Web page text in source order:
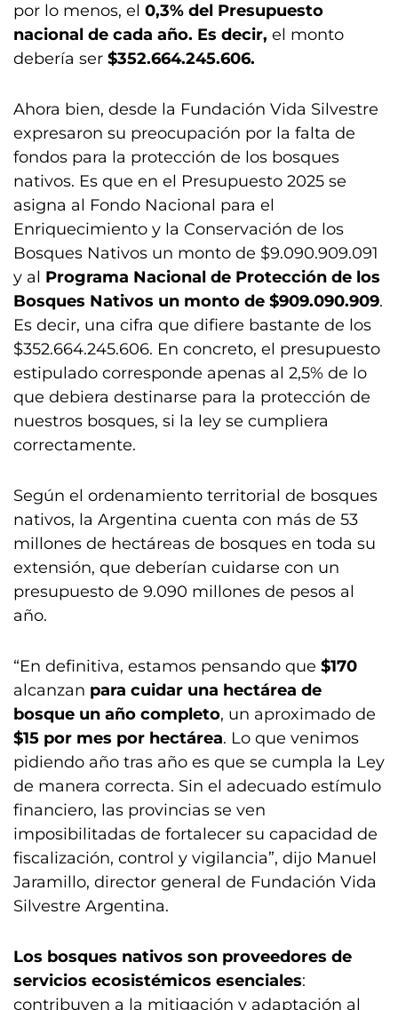
por lo menos, el 0,3% del Presupuesto
nacional de cada año. Es decir, el monto
debería ser $352.664.245.606.
Ahora bien, desde la Fundación Vida Silvestre
expresaron su preocupación por la falta de
fondos para la protección de los bosques
nativos. Es que en el Presupuesto 2025 se
asigna al Fondo Nacional para el
Enriquecimiento y la Conservación de los
Bosques Nativos un monto de $9.090.909.091
y al Programa Nacional de Protección de los
Bosques Nativos un monto de $909.090.909.
Es decir, una cifra que difiere bastante de los
$352.664.245.606. En concreto, el presupuesto
estipulado corresponde apenas al 2,5% de lo
que debiera destinarse para la protección de
nuestros bosques, si la ley se cumpliera
correctamente.
Según el ordenamiento territorial de bosques
nativos, la Argentina cuenta con más de 53
millones de hectáreas de bosques en toda su
extensión, que deberían cuidarse con un
presupuesto de 9.090 millones de pesos al
año.
“En definitiva, estamos pensando que $170
alcanzan para cuidar una hectárea de
bosque un año completo, un aproximado de
$15 por mes por hectárea. Lo que venimos
pidiendo año tras año es que se cumpla la Ley
de manera correcta. Sin el adecuado estímulo
financiero, las provincias se ven
imposibilitadas de fortalecer su capacidad de
fiscalización, control y vigilancia”, dijo Manuel
Jaramillo, director general de Fundación Vida
Silvestre Argentina.
Los bosques nativos son proveedores de
servicios ecosistémicos esenciales:
contribuyen a la mitigación y adaptación al